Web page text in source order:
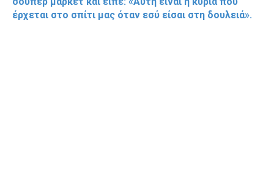
έρχεται στο σπίτι μας όταν εσύ είσαι στη δουλειά».